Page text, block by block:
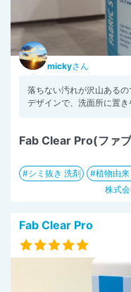
mickyさん
落ちない汚れが沢山ある
デザインで、洗面所に置き
Fab Clear Pro(ファ
シミ抜き 洗剤 植物由
株式
Fab Clear Pro